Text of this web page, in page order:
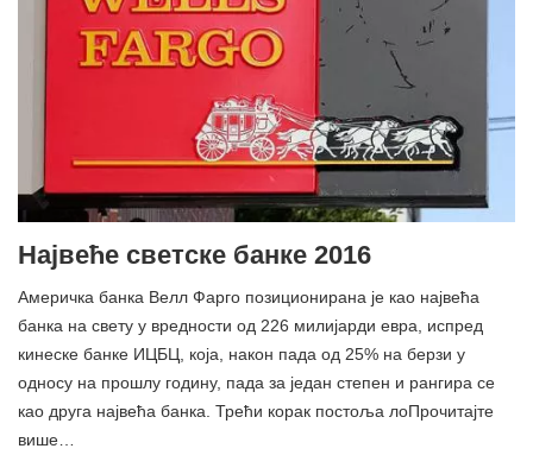
Највеће светске банке 2016
Америчка банка Велл Фарго позиционирана је као највећа
банка на свету у вредности од 226 милијарди евра, испред
кинеске банке ИЦБЦ, која, након пада од 25% на берзи у
односу на прошлу годину, пада за један степен и рангира се
као друга највећа банка. Трећи корак постоља лоПрочитајте
више…